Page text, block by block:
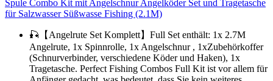
Spule Combo Kit mit Angelschnur Angelköder Set und Tragetasche
für Salzwasser Süßwasse Fishing (2.1M)
🎣【Angelrute Set Komplett】Full Set enthält: 1x 2.7M
Angelrute, 1x Spinnrolle, 1x Angelschnur , 1xZubehörkoffer
(Schnurverbinder, verschiedene Köder und Haken), 1x
Tragetasche. Perfect Fishing Combos Full Kit ist vor allem für